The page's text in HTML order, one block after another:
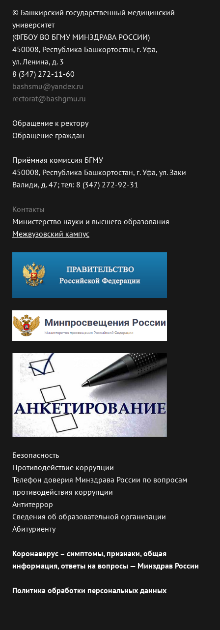
© Башкирский государственный медицинский
университет
(ФГБОУ ВО БГМУ МИНЗДРАВА РОССИИ)
450008, Республика Башкортостан, г. Уфа,
ул. Ленина, д. 3
8 (347) 272-11-60
bashsmu@yandex.ru
rectorat@bashgmu.ru
Обращение к ректору
Обращение граждан
Приёмная комиссия БГМУ
450008, Республика Башкортостан, г. Уфа, ул. Заки
Валиди, д. 47; тел: 8 (347) 272-92-31
Контакты
Министерство науки и высшего образования
Межвузовский кампус
Безопасность
Противодействие коррупции
Телефон доверия Минздрава России по вопросам
противодействия коррупции
Антитеррор
Сведения об образовательной организации
Абитуриенту
Коронавирус – симптомы, признаки, общая
информация, ответы на вопросы — Минздрав России
Политика обработки персональных данных